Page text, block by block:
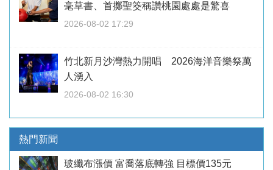
毫草書、首擲聖筊稱讚桃園處處是驚喜
2026-08-02 17:29
竹北新月沙灣熱力開唱 2026海洋音樂祭萬
人湧入
2026-08-02 16:30
熱門新聞
玻纖布漲價 富喬落底轉強 目標價135元